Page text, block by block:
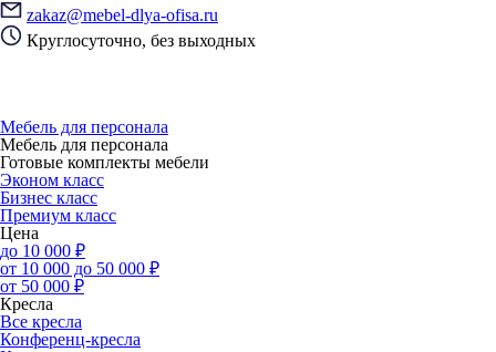
zakaz@mebel-dlya-ofisa.ru
Круглосуточно, без выходных
Мебель для персонала
Мебель для персонала
Готовые комплекты мебели
Эконом класс
Бизнес класс
Премиум класс
Цена
до 10 000 ₽
от 10 000 до 50 000 ₽
от 50 000 ₽
Кресла
Все кресла
Конференц-кресла